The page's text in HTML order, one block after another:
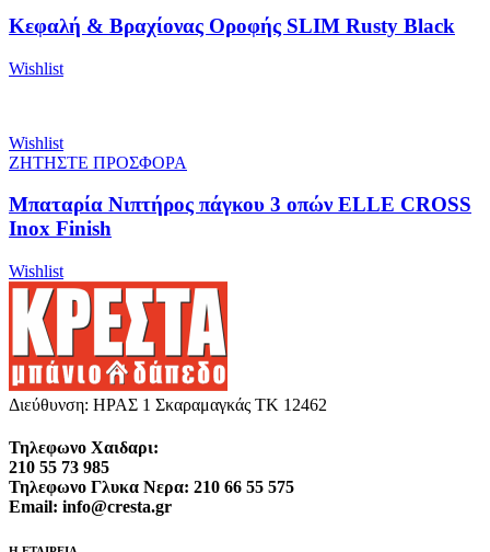
Κεφαλή & Βραχίονας Οροφής SLIM Rusty Black
Wishlist
Wishlist
ΖΗΤΗΣΤΕ ΠΡΟΣΦΟΡΑ
Μπαταρία Νιπτήρος πάγκου 3 οπών ELLE CROSS
Inox Finish
Wishlist
Διεύθυνση: ΗΡΑΣ 1 Σκαραμαγκάς ΤΚ 12462
Τηλεφωνο Χαιδαρι:
210 55 73 985
Τηλεφωνο Γλυκα Νερα: 210 66 55 575
Email: info@cresta.gr